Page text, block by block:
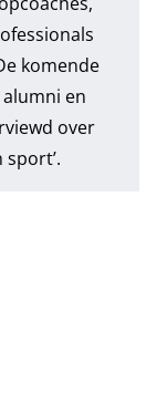
komende
en
over